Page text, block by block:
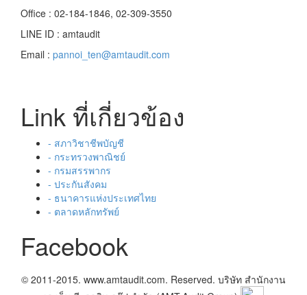
Office : 02-184-1846, 02-309-3550
LINE ID : amtaudit
Email : pannoi_ten@amtaudit.com
Link ที่เกี่ยวข้อง
- สภาวิชาชีพบัญชี
- กระทรวงพาณิชย์
- กรมสรรพากร
- ประกันสังคม
- ธนาคารแห่งประเทศไทย
- ตลาดหลักทรัพย์
Facebook
© 2011-2015. www.amtaudit.com. Reserved. บริษัท สำนักงาน